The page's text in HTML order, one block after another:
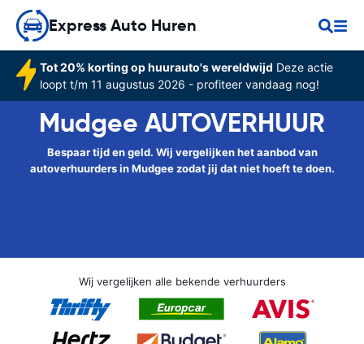
Express Auto Huren
Tot 20% korting op huurauto's wereldwijd Deze actie
loopt t/m 11 augustus 2026 - profiteer vandaag nog!
Mudgee AUTOVERHUUR
Bespaar tijd en geld. Wij vergelijken het aanbod van
autoverhuurders in Mudgee zodat jij dat niet hoeft te doen.
Wij vergelijken alle bekende verhuurders